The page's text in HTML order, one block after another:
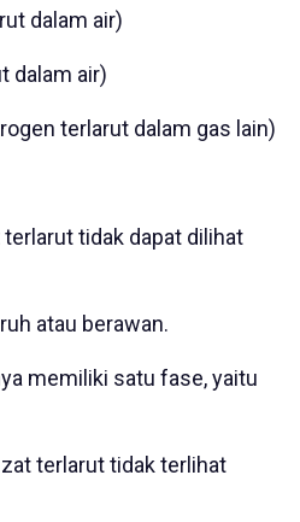
dalam air)
dalam air)
terlarut dalam gas lain)
tidak dapat dilihat
atau berawan.
memiliki satu fase, yaitu
terlarut tidak terlihat